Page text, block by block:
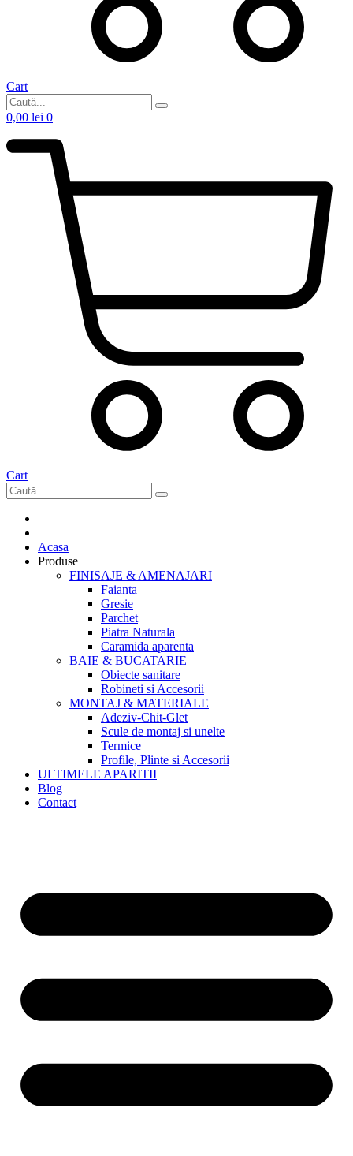
Cart
0,00 lei 0
Cart
Acasa
Produse
FINISAJE & AMENAJARI
Faianta
Gresie
Parchet
Piatra Naturala
Caramida aparenta
BAIE & BUCATARIE
Obiecte sanitare
Robineti si Accesorii
MONTAJ & MATERIALE
Adeziv-Chit-Glet
Scule de montaj si unelte
Termice
Profile, Plinte si Accesorii
ULTIMELE APARITII
Blog
Contact